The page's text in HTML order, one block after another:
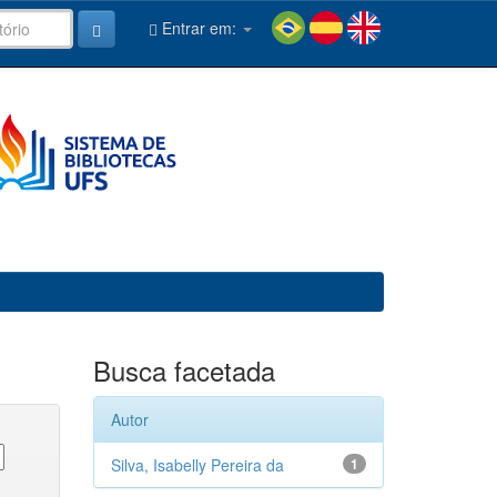
Entrar em:
Busca facetada
Autor
1
Silva, Isabelly Pereira da